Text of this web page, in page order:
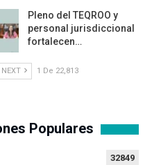
Pleno del TEQROO y
personal jurisdiccional
fortalecen…
NEXT 1 De 22,813
Populares
32849